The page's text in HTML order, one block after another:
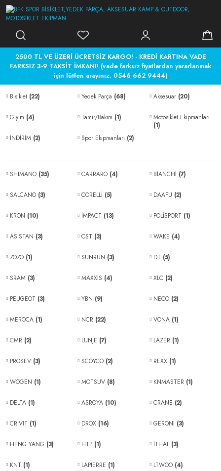
2500 TL VE ÜZERİ ÜCRETSİZ KARGO! - KREDİ KARTINA VADE
FARKSIZ 3-9 TAKSİT İMKANI! (vade farksız fiyatlardan yararlanmak
için lütfen arayınız. 0546 662 9444)
Bisiklet (22) Yedek Parça (68) Aksesuar (20)
Giyim (4) Tamir/Bakım (1)
Motosiklet Ekipmanları
(1)
İNDİRİM (2) Spor Ekipmanları (2)
SHIMANO (35) CARRARO (4) BİANCHİ (7)
SALCANO (3) CORELLİ (5) DAAFU (2)
KRON (10) İMPACT (13) POLİSPORT (1)
ASİSTAN (3) CST (3) WAKE (4)
ZOZO (1) SUNRUN (3) DT (5)
SRAM (3) MAXXİS (4) XLC (2)
PEUGEOT (3) YBN (9) NECO (2)
MEROCA (1) NCR (22) VONA (1)
CMR (2) LUNJE (7) LAZER (1)
PROSEV (3) SCOYCO (2) REXX (1)
WOGEN (1) MOTSUV (8) KNMASTER (1)
DELTA (1) ASROYA (10) CRANE (2)
CRIVIT (1) DROX (16) GERONI (3)
HENG YANG (3) HTP (1) İTHAL (3)
KNT (1) LAPIERRE (1) LTWOO (4)